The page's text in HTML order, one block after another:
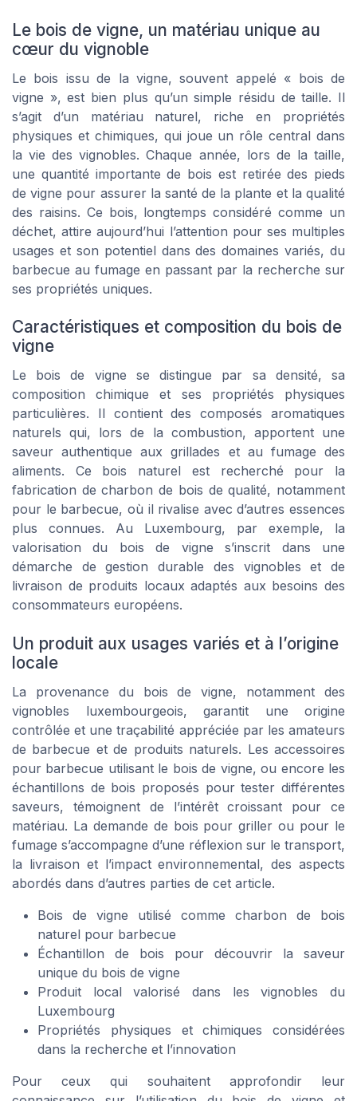
Le bois de vigne, un matériau unique au
cœur du vignoble
Le bois issu de la vigne, souvent appelé « bois de
vigne », est bien plus qu’un simple résidu de taille. Il
s’agit d’un matériau naturel, riche en propriétés
physiques et chimiques, qui joue un rôle central dans
la vie des vignobles. Chaque année, lors de la taille,
une quantité importante de bois est retirée des pieds
de vigne pour assurer la santé de la plante et la qualité
des raisins. Ce bois, longtemps considéré comme un
déchet, attire aujourd’hui l’attention pour ses multiples
usages et son potentiel dans des domaines variés, du
barbecue au fumage en passant par la recherche sur
ses propriétés uniques.
Caractéristiques et composition du bois de
vigne
Le bois de vigne se distingue par sa densité, sa
composition chimique et ses propriétés physiques
particulières. Il contient des composés aromatiques
naturels qui, lors de la combustion, apportent une
saveur authentique aux grillades et au fumage des
aliments. Ce bois naturel est recherché pour la
fabrication de charbon de bois de qualité, notamment
pour le barbecue, où il rivalise avec d’autres essences
plus connues. Au Luxembourg, par exemple, la
valorisation du bois de vigne s’inscrit dans une
démarche de gestion durable des vignobles et de
livraison de produits locaux adaptés aux besoins des
consommateurs européens.
Un produit aux usages variés et à l’origine
locale
La provenance du bois de vigne, notamment des
vignobles luxembourgeois, garantit une origine
contrôlée et une traçabilité appréciée par les amateurs
de barbecue et de produits naturels. Les accessoires
pour barbecue utilisant le bois de vigne, ou encore les
échantillons de bois proposés pour tester différentes
saveurs, témoignent de l’intérêt croissant pour ce
matériau. La demande de bois pour griller ou pour le
fumage s’accompagne d’une réflexion sur le transport,
la livraison et l’impact environnemental, des aspects
abordés dans d’autres parties de cet article.
Bois de vigne utilisé comme charbon de bois
naturel pour barbecue
Échantillon de bois pour découvrir la saveur
unique du bois de vigne
Produit local valorisé dans les vignobles du
Luxembourg
Propriétés physiques et chimiques considérées
dans la recherche et l’innovation
Pour ceux qui souhaitent approfondir leur